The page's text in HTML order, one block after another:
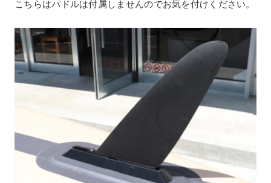
こちらはパドルは付属しませんのでお気を付けください。